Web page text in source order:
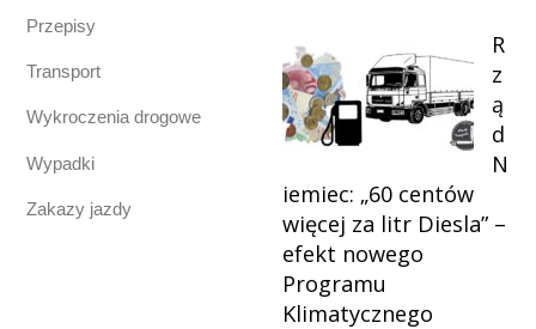
Przepisy
Transport
Wykroczenia drogowe
Wypadki
Zakazy jazdy
R
z
ą
d
N
iemiec: „60 centów
więcej za litr Diesla” –
efekt nowego
Programu
Klimatycznego